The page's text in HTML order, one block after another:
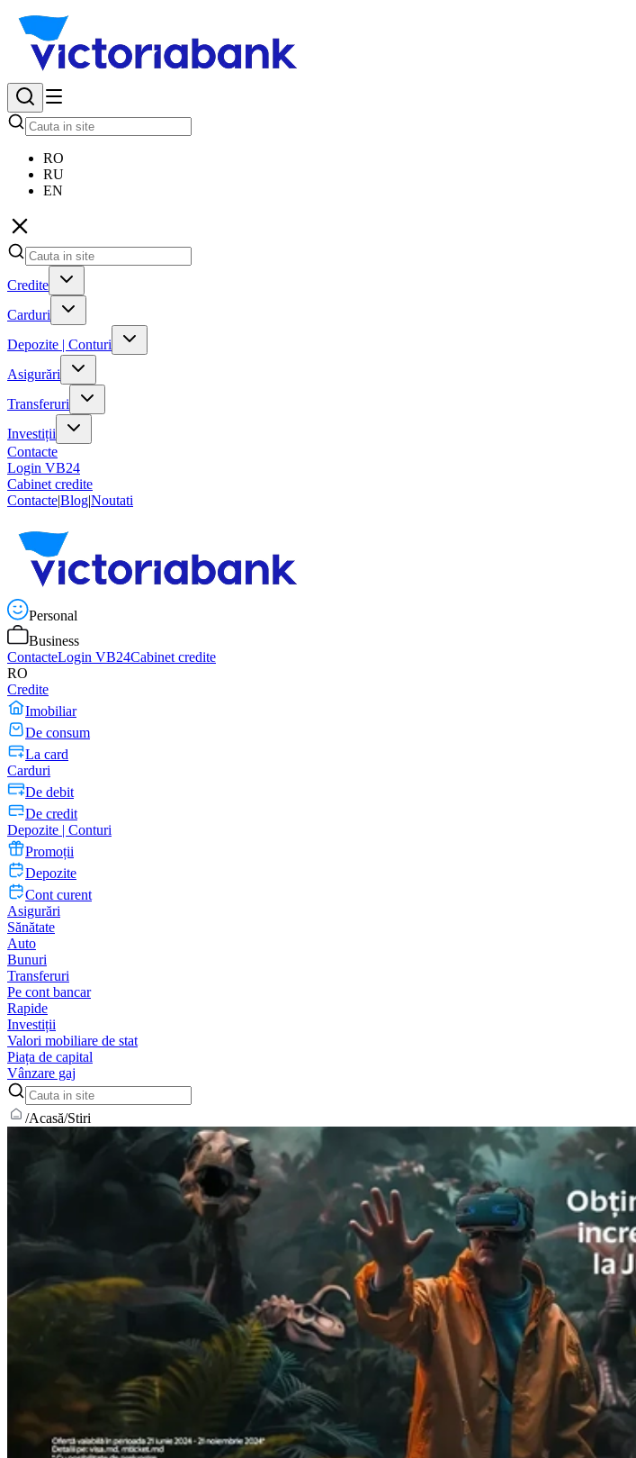
RO
RU
EN
Credite
Carduri
Depozite | Conturi
Asigurări
Transferuri
Investiții
Contacte
Login VB24
Cabinet credite
Contacte|Blog|Noutati
Personal
Business
ContacteLogin VB24Cabinet credite
RO
Credite
Imobiliar
De consum
La card
Carduri
De debit
De credit
Depozite | Conturi
Promoții
Depozite
Cont curent
Asigurări
Sănătate
Auto
Bunuri
Transferuri
Pe cont bancar
Rapide
Investiții
Valori mobiliare de stat
Piața de capital
Vânzare gaj
/Acasă/Stiri